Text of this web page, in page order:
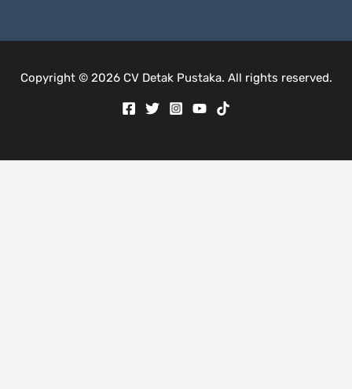
Copyright © 2026 CV Detak Pustaka. All rights reserved.